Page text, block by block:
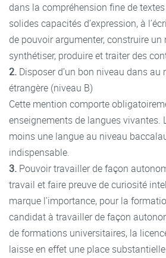
dans la compréhension fine de
solides capacités d’expression, à
de pouvoir argumenter, construire un
synthétiser, produire et traiter des
2. Disposer d’un bon niveau dans
étrangère (niveau B)
Cette mention comporte
enseignements de langues vivantes.
moins une langue au niveau
indispensable.
3. Pouvoir travailler de façon
travail et faire preuve de curiosité
marque l’importance, pour la
candidat à travailler de façon
de formations universitaires, la
laisse en effet une place